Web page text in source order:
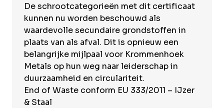
De schrootcategorieën met dit certificaat
kunnen nu worden beschouwd als
waardevolle secundaire grondstoffen in
plaats van als afval. Dit is opnieuw een
belangrijke mijlpaal voor Krommenhoek
Metals op hun weg naar leiderschap in
duurzaamheid en circulariteit.
End of Waste conform EU 333/2011 – IJzer
& Staal